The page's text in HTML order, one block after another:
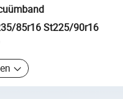
85r16 St225/90r16